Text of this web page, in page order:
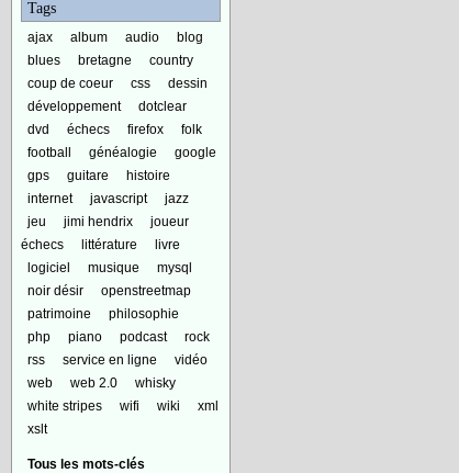
Tags
ajax album audio
blog
blues
bretagne
country
coup de coeur
css
dessin
développement
dotclear
dvd
échecs firefox
folk
football
généalogie
google
gps
guitare
histoire
internet
javascript
jazz
jeu
jimi hendrix
joueur
échecs
littérature
livre
logiciel
musique
mysql
noir désir
openstreetmap
patrimoine
philosophie
php
piano podcast
rock
rss
service en ligne
vidéo
web
web 2.0
whisky
white stripes
wifi wiki
xml
xslt
Tous les mots-clés